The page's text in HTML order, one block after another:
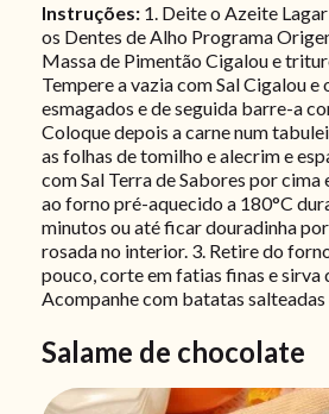
Instruções: 1. Deite o Azeite
os Dentes de Alho Programa
Massa de Pimentão Cigalou e
Tempere a vazia com Sal Cigalou e
esmagados e de seguida barre-a
Coloque depois a carne num
as folhas de tomilho e alecrim e
com Sal Terra de Sabores por cima
ao forno pré-aquecido a 180°C
minutos ou até ficar douradinha
rosada no interior. 3. Retire do
pouco, corte em fatias finas e sirva
Acompanhe com batatas
Salame de chocolate